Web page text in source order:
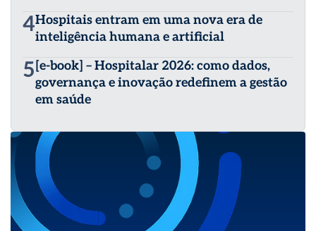
4Hospitais entram em uma nova era de
inteligência humana e artificial
5 [e-book] – Hospitalar 2026: como dados,
governança e inovação redefinem a gestão
em saúde